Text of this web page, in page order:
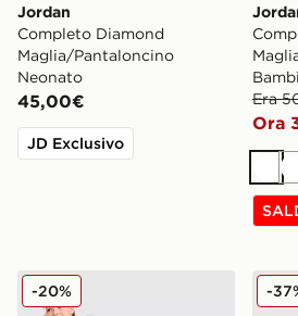
Jordan
Completo Diamond
Maglia/Pantaloncino
Neonato
45,00€
JD Exclusivo
Era
Ora
Jordan All Over Print T-Shirt/
-20% -